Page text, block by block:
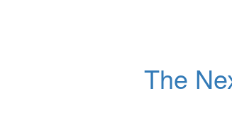
The